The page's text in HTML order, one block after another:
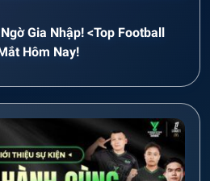
Gia Nhập! <Top Football
Hôm Nay!